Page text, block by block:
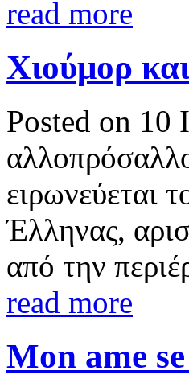
read more
Χιούμορ
Posted on 10
ειρωνεύεται
Έλληνας,
από την
read more
Mon ame